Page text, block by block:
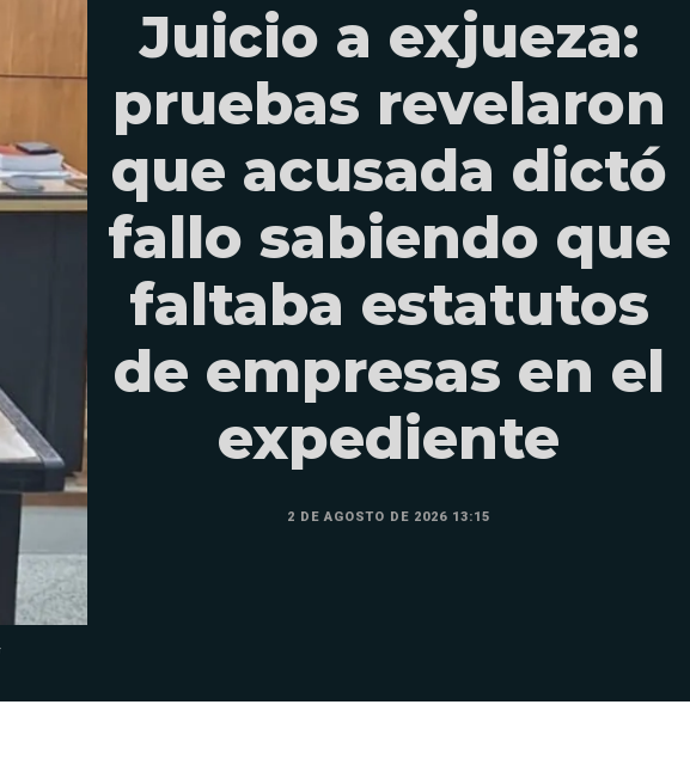
Juicio a exjueza:
pruebas revelaron
que acusada dictó
fallo sabiendo que
faltaba estatutos
de empresas en el
expediente
2 DE AGOSTO DE 2026 13:15